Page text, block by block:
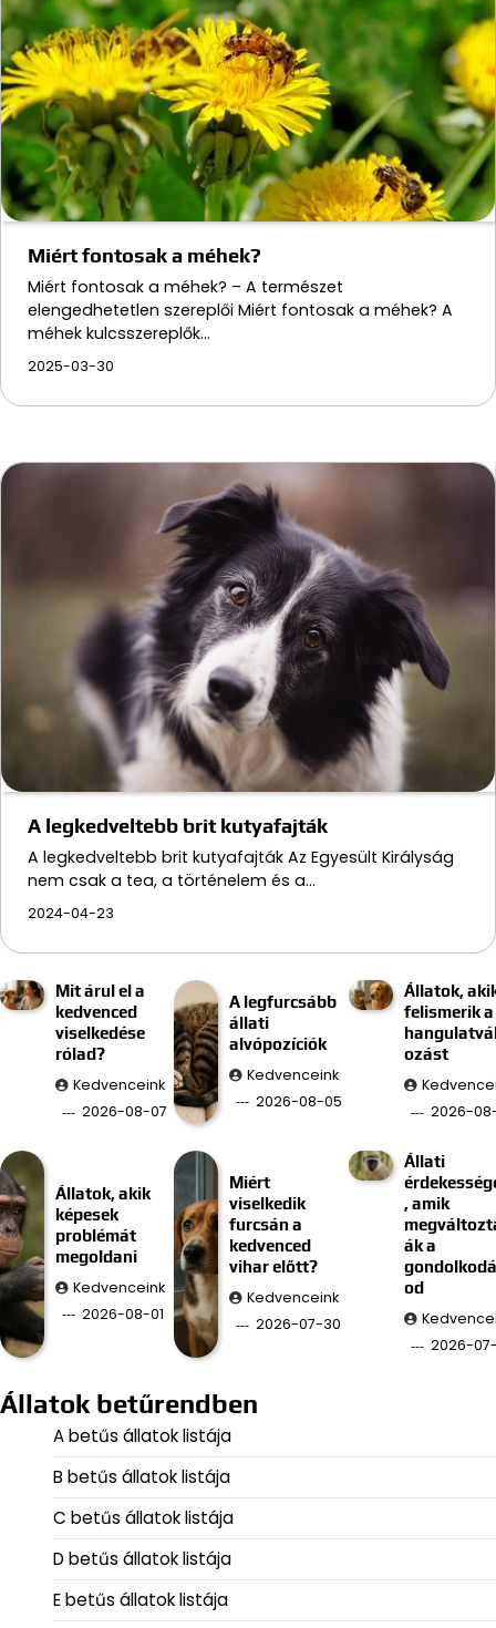
Miért fontosak a méhek?
Miért fontosak a méhek? – A természet
elengedhetetlen szereplői Miért fontosak a méhek? A
méhek kulcsszereplők…
2025-03-30
A legkedveltebb brit kutyafajták
A legkedveltebb brit kutyafajták Az Egyesült Királyság
nem csak a tea, a történelem és a…
2024-04-23
Mit árul el a
kedvenced
viselkedése
rólad?
Kedvenceink
2026-08-07
A legfurcsább
állati
alvópozíciók
Kedvenceink
2026-08-05
Állatok,
felismerik a
ozást
2026-
Állatok, akik
képesek
problémát
megoldani
Kedvenceink
2026-08-01
Miért
viselkedik
furcsán a
kedvenced
vihar előtt?
Kedvenceink
2026-07-30
Állati
, amik
ák a
od
2026-
Állatok betűrendben
A betűs állatok listája
B betűs állatok listája
C betűs állatok listája
D betűs állatok listája
E betűs állatok listája